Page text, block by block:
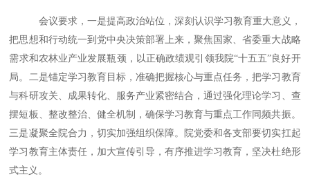
会议要求，一是提高政治站位，深刻认识学习教育重大意义，
把思想和行动统一到党中央决策部署上来，聚焦国家、省委重大战略
需求和农林业产业发展瓶颈，以正确政绩观引领我院“十五五”良好开
局。二是锚定学习教育目标，准确把握核心与重点任务，把学习教育
与科研攻关、成果转化、服务产业紧密结合，通过强化理论学习、查
摆短板、整改整治、健全机制，确保学习教育与重点工作同频共振。
三是凝聚全院合力，切实加强组织保障。院党委和各支部要切实扛起
学习教育主体责任，加大宣传引导，有序推进学习教育，坚决杜绝形
式主义。